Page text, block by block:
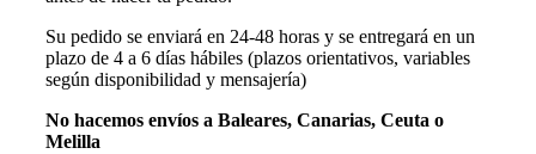
Su pedido se enviará en 24-48 horas y se entregará en un
plazo de 4 a 6 días hábiles (plazos orientativos, variables
según disponibilidad y mensajería)
No hacemos envíos a Baleares, Canarias, Ceuta o
Melilla